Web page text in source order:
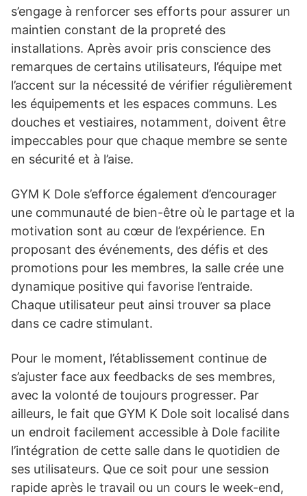
s’engage à renforcer ses efforts pour assurer un
maintien constant de la propreté des
installations. Après avoir pris conscience des
remarques de certains utilisateurs, l’équipe met
l’accent sur la nécessité de vérifier régulièrement
les équipements et les espaces communs. Les
douches et vestiaires, notamment, doivent être
impeccables pour que chaque membre se sente
en sécurité et à l’aise.
GYM K Dole s’efforce également d’encourager
une communauté de bien-être où le partage et la
motivation sont au cœur de l’expérience. En
proposant des événements, des défis et des
promotions pour les membres, la salle crée une
dynamique positive qui favorise l’entraide.
Chaque utilisateur peut ainsi trouver sa place
dans ce cadre stimulant.
Pour le moment, l’établissement continue de
s’ajuster face aux feedbacks de ses membres,
avec la volonté de toujours progresser. Par
ailleurs, le fait que GYM K Dole soit localisé dans
un endroit facilement accessible à Dole facilite
l’intégration de cette salle dans le quotidien de
ses utilisateurs. Que ce soit pour une session
rapide après le travail ou un cours le week-end,